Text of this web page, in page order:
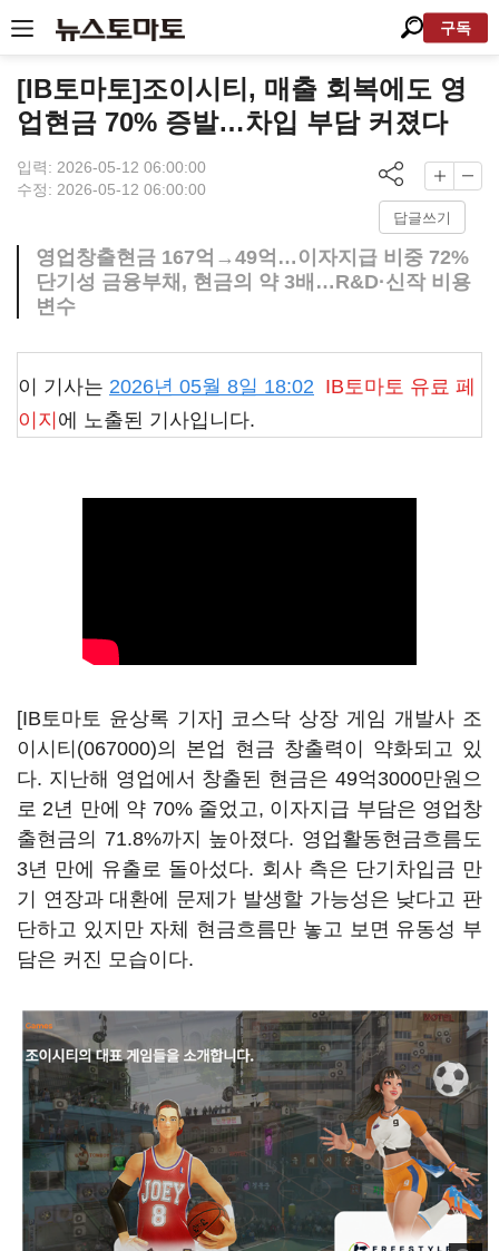
구독
[IB토마토]조이시티, 매출 회복에도 영
업현금 70% 증발…차입 부담 커졌다
입력: 2026-05-12 06:00:00
수정: 2026-05-12 06:00:00
답글쓰기
영업창출현금 167억→49억…이자지급 비중 72%
단기성 금융부채, 현금의 약 3배…R&D·신작 비용
변수
이 기사는 2026년 05월 8일 18:02 IB토마토 유료 페
이지 에 노출된 기사입니다.
[IB토마토 윤상록 기자] 코스닥 상장 게임 개발사 조
이시티(067000)의 본업 현금 창출력이 약화되고 있
다. 지난해 영업에서 창출된 현금은 49억3000만원으
로 2년 만에 약 70% 줄었고, 이자지급 부담은 영업창
출현금의 71.8%까지 높아졌다. 영업활동현금흐름도
3년 만에 유출로 돌아섰다. 회사 측은 단기차입금 만
기 연장과 대환에 문제가 발생할 가능성은 낮다고 판
단하고 있지만 자체 현금흐름만 놓고 보면 유동성 부
담은 커진 모습이다.